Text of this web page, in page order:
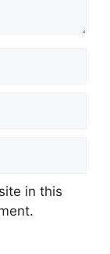
in this